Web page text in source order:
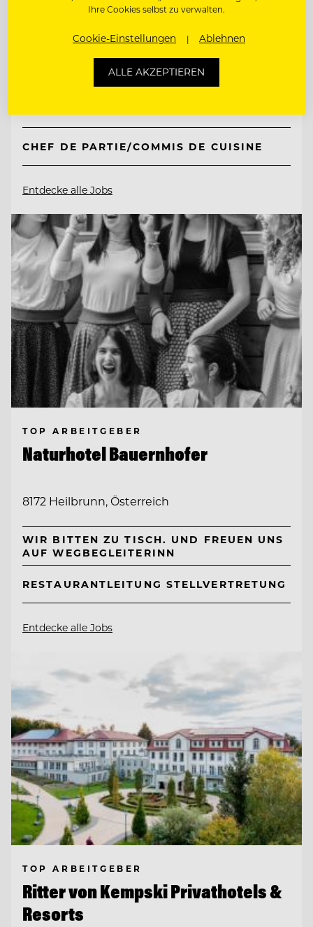
7081 Schützen bei Wien am Neusiedlersee,
CHEF DE PARTIE/COMMIS DE CUISINE
Entdecke alle Jobs
TOP ARBEITGEBER
Naturhotel Bauernhofer
8172 Heilbrunn, Österreich
WIR BITTEN ZU TISCH. UND FREUEN UNS
AUF WEGBEGLEITERINN
RESTAURANTLEITUNG STELLVERTRETUNG
Entdecke alle Jobs
TOP ARBEITGEBER
Ritter von Kempski Privathotels &
Resorts
Ihre Cookies selbst zu verwalten.
Cookie-Einstellungen Ablehnen
ALLE AKZEPTIEREN